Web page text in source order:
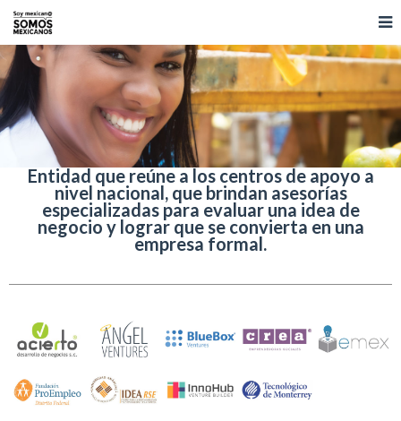
Entidad que reúne a los centros de apoyo a
nivel nacional, que brindan asesorías
especializadas para evaluar una idea de
negocio y lograr que se convierta en una
empresa formal.